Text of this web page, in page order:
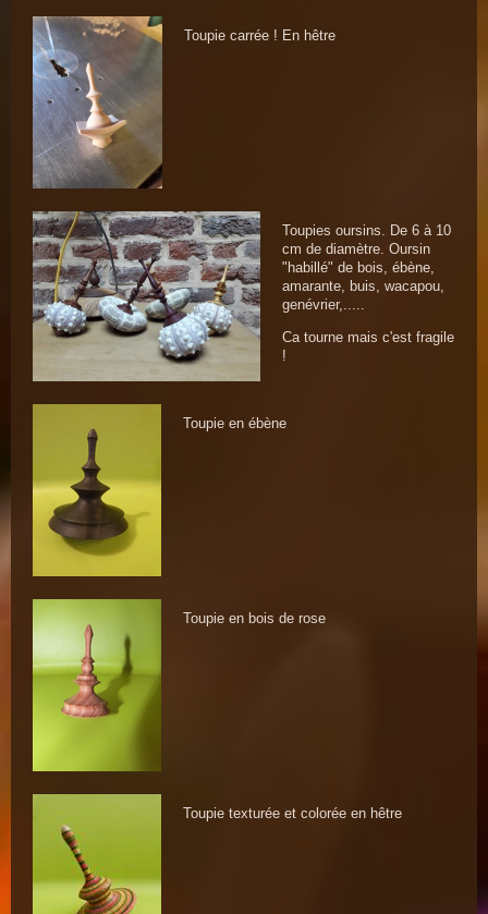
Toupie carrée ! En hêtre
Toupies oursins. De 6 à 10
cm de diamètre. Oursin
"habillé" de bois, ébène,
amarante, buis, wacapou,
genévrier,.....
Ca tourne mais c'est fragile
!
Toupie en ébène
Toupie en bois de rose
Toupie texturée et colorée en hêtre